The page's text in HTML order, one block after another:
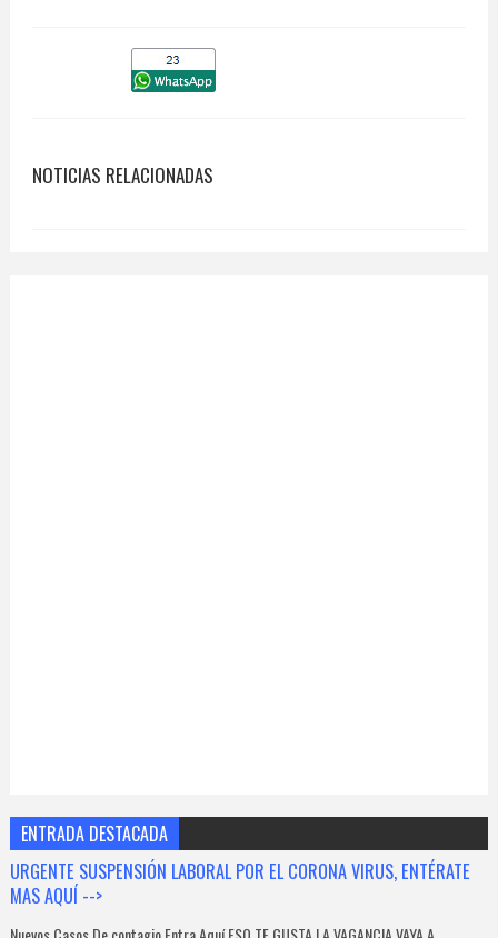
NOTICIAS RELACIONADAS
ENTRADA DESTACADA
URGENTE SUSPENSIÓN LABORAL POR EL CORONA VIRUS, ENTÉRATE
MAS AQUÍ -->